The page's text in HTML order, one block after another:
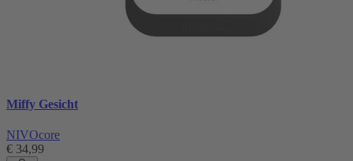
Miffy Gesicht
NIVOcore
€ 34,99